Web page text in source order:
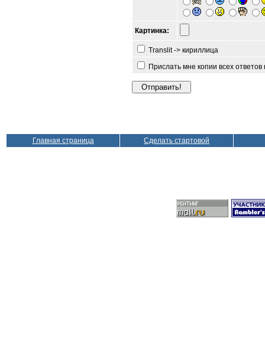
Картинка:
Translit -> кириллица
Прислать мне копии всех
Главная страница Сделать стартовой